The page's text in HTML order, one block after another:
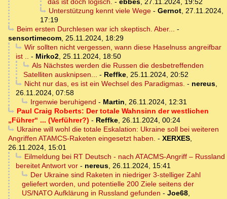
das ist doch logisch. - ebbes, 27.11.2024, 19:52
Unterstützung kennt viele Wege- Gernot, 27.11.2024,
17:19
Beim ersten Durchlesen war ich skeptisch. Aber... -
sensortimecom, 25.11.2024, 18:29
Wir sollten nicht vergessen, wann diese Haselnuss angreifbar
ist .. - Mirko2, 25.11.2024, 18:50
Als Nächstes werden die Russen die desbetreffenden
Satelliten ausknipsen... - Reffke, 25.11.2024, 20:52
Nicht nur das, es ist ein Wechsel des Paradigmas. - nereus,
26.11.2024, 07:58
Irgenwie beruhigend - Martin, 26.11.2024, 12:31
Paul Craig Roberts: Der totale Wahnsinn der westlichen
„Führer“ ... (Verführer?) - Reffke, 26.11.2024, 00:24
Ukraine will wohl die totale Eskalation: Ukraine soll bei weiteren
Angriffen ATAMCS-Raketen eingesetzt haben. - XERXES,
26.11.2024, 15:01
Eilmeldung bei RT Deutsch - nach ATACMS-Angriff – Russland
bereitet Antwort vor - nereus, 26.11.2024, 15:41
Der Ukraine sind Raketen in niedriger 3-stelliger Zahl
geliefert worden, und potentielle 200 Ziele seitens der
US/NATO Aufklärung in Russland gefunden - Joe68,